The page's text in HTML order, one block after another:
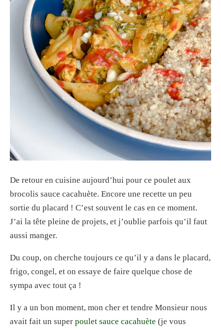
De retour en cuisine aujourd’hui pour ce poulet aux
brocolis sauce cacahuète. Encore une recette un peu
sortie du placard ! C’est souvent le cas en ce moment.
J’ai la tête pleine de projets, et j’oublie parfois qu’il faut
aussi manger.
Du coup, on cherche toujours ce qu’il y a dans le placard,
frigo, congel, et on essaye de faire quelque chose de
sympa avec tout ça !
Il y a un bon moment, mon cher et tendre Monsieur nous
avait fait un super poulet sauce cacahuète (je vous